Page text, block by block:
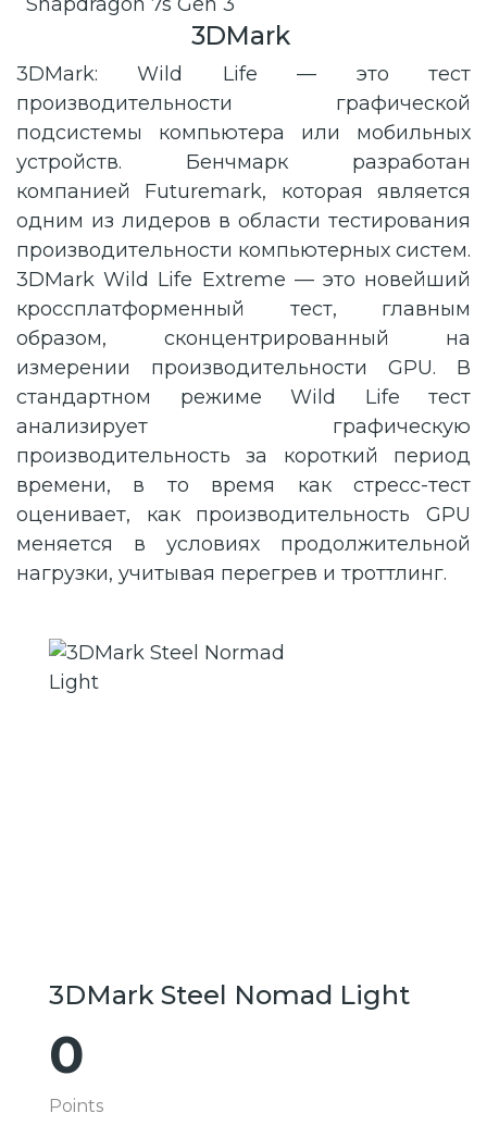
3DMark
3DMark: Wild Life — это тест
производительности графической
подсистемы компьютера или мобильных
устройств. Бенчмарк разработан
компанией Futuremark, которая является
одним из лидеров в области тестирования
производительности компьютерных систем.
3DMark Wild Life Extreme — это новейший
кроссплатформенный тест, главным
образом, сконцентрированный на
измерении производительности GPU. В
стандартном режиме Wild Life тест
анализирует графическую
производительность за короткий период
времени, в то время как стресс-тест
оценивает, как производительность GPU
меняется в условиях продолжительной
нагрузки, учитывая перегрев и троттлинг.
3DMark Steel Nomad Light
0
Points